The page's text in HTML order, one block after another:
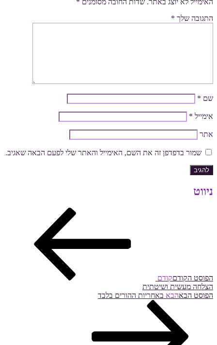
האימייל לא יוצג באתר. שדות החובה מסומנים *
התגובה שלך *
שם *
אימייל *
אתר
שמור בדפדפן זה את השם, האימייל והאתר שלי לפעם הבאה שאגיב.
ניווט
הפוסט הקודםקודם
הצלחה מעשית ושיטתית
הפוסט הבאהבא באחריות ההורים בלבד